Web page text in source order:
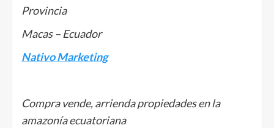
Provincia
Macas – Ecuador
Nativo Marketing
Compra vende, arrienda propiedades en la
amazonía ecuatoriana